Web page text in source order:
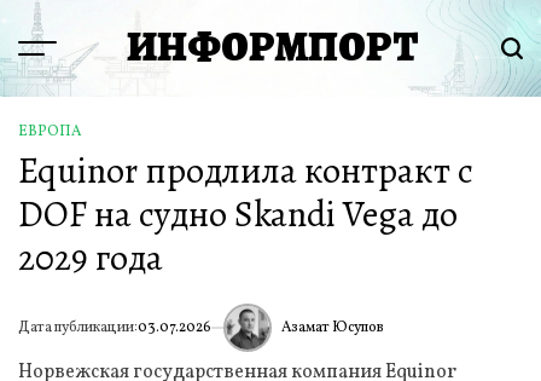
Перейти
содержимому
Menu ИНФОРМПОРТ
ОПУБЛИКОВАНО
В
ЕВРОПА
Equinor продлила контракт с
DOF на судно Skandi Vega до
2029 года
Дата публикации:03.07.2026 ИА Азамат Юсупов
Норвежская государственная компания Equinor